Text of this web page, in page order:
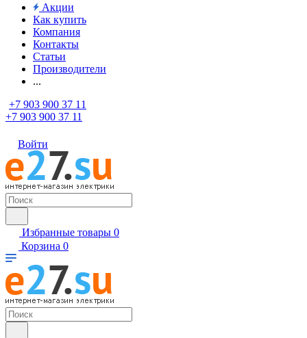
Акции
Как купить
Компания
Контакты
Статьи
Производители
...
+7 903 900 37 11
+7 903 900 37 11
Войти
Избранные товары 0
Корзина 0